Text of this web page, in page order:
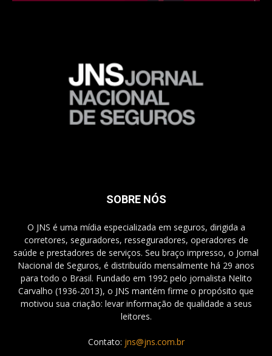
SOBRE NÓS
O JNS é uma mídia especializada em seguros, dirigida a
corretores, seguradores, resseguradores, operadores de
saúde e prestadores de serviços. Seu braço impresso, o Jornal
Nacional de Seguros, é distribuído mensalmente há 29 anos
para todo o Brasil. Fundado em 1992 pelo jornalista Nelito
Carvalho (1936-2013), o JNS mantém firme o propósito que
motivou sua criação: levar informação de qualidade a seus
leitores.
Contato: jns@jns.com.br